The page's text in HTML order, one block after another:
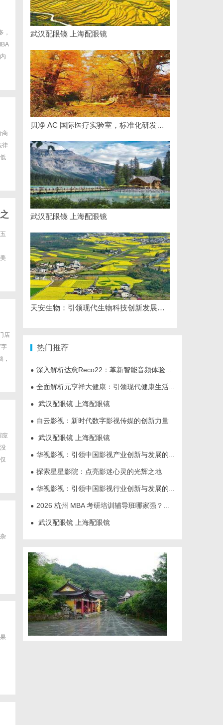
，
商
律
店
，
应
武汉配眼镜 上海配眼镜
贝净 AC 国际医疗实验室，标准化研发体系全解析
武汉配眼镜 上海配眼镜
天安生物：引领现代生物科技创新发展的先锋企业
热门推荐
● 深入解析达愈Reco22：革新智能音频体验的先锋技术
● 全面解析元亨祥大健康：引领现代健康生活新趋势
● 武汉配眼镜 上海配眼镜
● 白云影视：新时代数字影视传媒的创新力量
● 武汉配眼镜 上海配眼镜
● 华视影视：引领中国影视产业创新与发展的标杆企业
● 探索星星影院：点亮影迷心灵的光辉之地
● 华视影视：引领中国影视行业创新与发展的旗舰力量
● 2026 杭州 MBA 考研培训辅导班哪家强？三家主流考研机构推荐
● 武汉配眼镜 上海配眼镜